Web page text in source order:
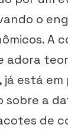
o
A
adora
está em
sobre a
de